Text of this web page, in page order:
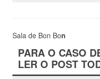
Sala de Bon Bon
PARA O CASO
LER O POST